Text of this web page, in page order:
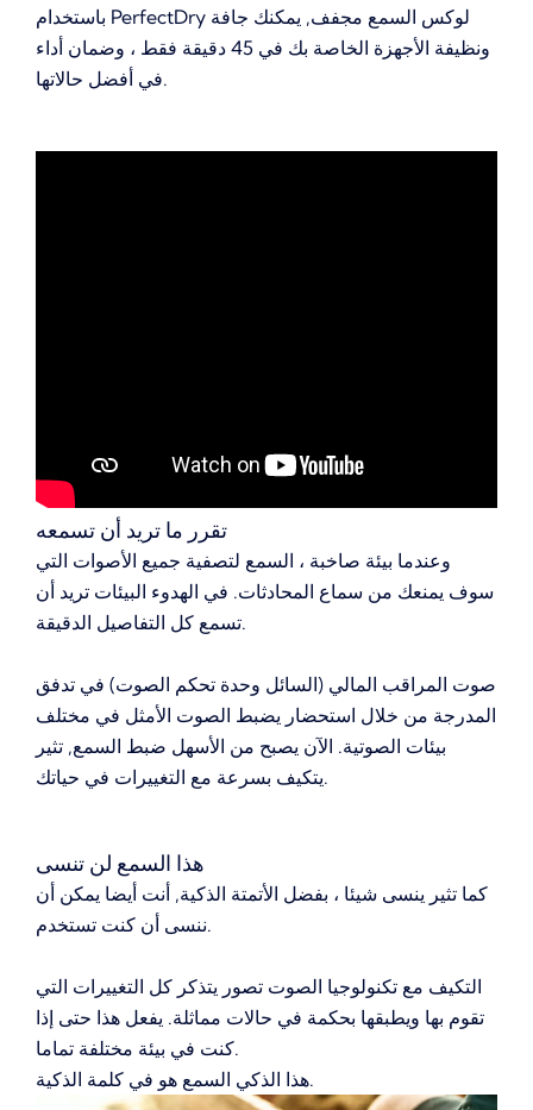
باستخدام PerfectDry لوكس السمع مجفف, يمكنك جافة
ونظيفة الأجهزة الخاصة بك في 45 دقيقة فقط ، وضمان أداء
في أفضل حالاتها.
تقرر ما تريد أن تسمعه
وعندما بيئة صاخبة ، السمع لتصفية جميع الأصوات التي
سوف يمنعك من سماع المحادثات. في الهدوء البيئات تريد أن
تسمع كل التفاصيل الدقيقة.
صوت المراقب المالي (السائل وحدة تحكم الصوت) في تدفق
المدرجة من خلال استحضار يضبط الصوت الأمثل في مختلف
بيئات الصوتية. الآن يصبح من الأسهل ضبط السمع, تثير
يتكيف بسرعة مع التغييرات في حياتك.
هذا السمع لن تنسى
كما تثير ينسى شيئا ، بفضل الأتمتة الذكية, أنت أيضا يمكن أن
ننسى أن كنت تستخدم.
التكيف مع تكنولوجيا الصوت تصور يتذكر كل التغييرات التي
تقوم بها ويطبقها بحكمة في حالات مماثلة. يفعل هذا حتى إذا
كنت في بيئة مختلفة تماما.
هذا الذكي السمع هو في كلمة الذكية.